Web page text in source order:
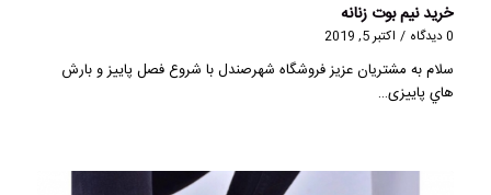
خرید نیم بوت زنانه
0 دیدگاه / اکتبر 5, 2019
سلام به مشتریان عزیز فروشگاه شهرصندل با شروع فصل پاییز و بارش
هاي پاییزی…